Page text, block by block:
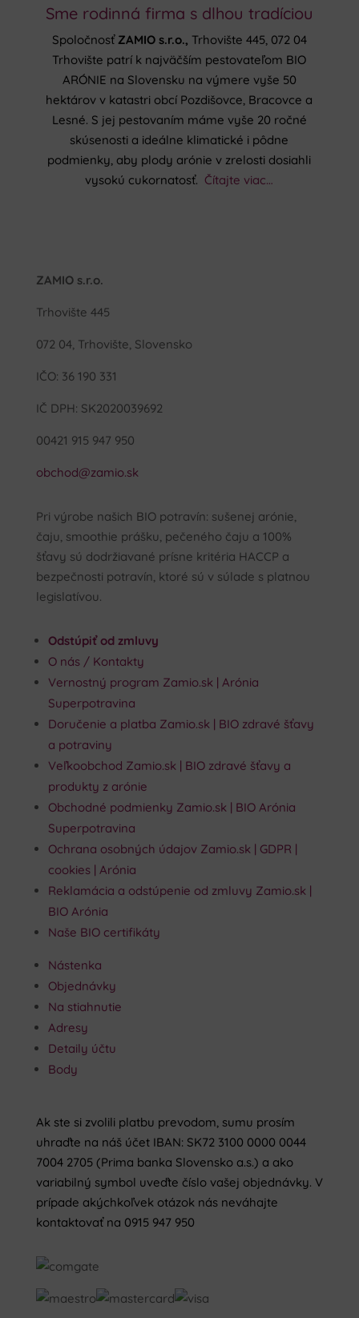
Sme rodinná firma s dlhou tradíciou
Spoločnosť ZAMIO s.r.o., Trhovište 445, 072 04
Trhovište patrí k najväčším pestovateľom BIO
ARÓNIE na Slovensku na výmere vyše 50
hektárov v katastri obcí Pozdišovce, Bracovce a
Lesné. S jej pestovaním máme vyše 20 ročné
skúsenosti a ideálne klimatické i pôdne
podmienky, aby plody arónie v zrelosti dosiahli
vysokú cukornatosť. Čítajte viac…
ZAMIO s.r.o.
Trhovište 445
072 04, Trhovište, Slovensko
IČO: 36 190 331
IČ DPH: SK2020039692
00421 915 947 950
obchod@zamio.sk
Pri výrobe našich BIO potravín: sušenej arónie,
čaju, smoothie prášku, pečeného čaju a 100%
šťavy sú dodržiavané prísne kritéria HACCP a
bezpečnosti potravín, ktoré sú v súlade s platnou
legislatívou.
Odstúpiť od zmluvy
O nás / Kontakty
Vernostný program Zamio.sk | Arónia
Superpotravina
Doručenie a platba Zamio.sk | BIO zdravé šťavy
a potraviny
Veľkoobchod Zamio.sk | BIO zdravé šťavy a
produkty z arónie
Obchodné podmienky Zamio.sk | BIO Arónia
Superpotravina
Ochrana osobných údajov Zamio.sk | GDPR |
cookies | Arónia
Reklamácia a odstúpenie od zmluvy Zamio.sk |
BIO Arónia
Naše BIO certifikáty
Nástenka
Objednávky
Na stiahnutie
Adresy
Detaily účtu
Body
Ak ste si zvolili platbu prevodom, sumu prosím
uhraďte na náš účet IBAN: SK72 3100 0000 0044
7004 2705 (Prima banka Slovensko a.s.) a ako
variabilný symbol uveďte číslo vašej objednávky. V
prípade akýchkoľvek otázok nás neváhajte
kontaktovať na 0915 947 950